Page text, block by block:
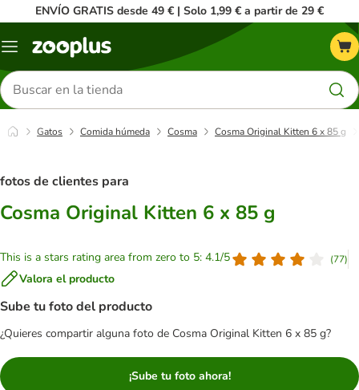
ENVÍO GRATIS desde 49 € | Solo 1,99 € a partir de 29 €
Menú
Buscar
productos
Gatos Comida húmeda Cosma Cosma Original Kitten 6 x 85 g
fotos de clientes para
Cosma Original Kitten 6 x 85 g
This is a stars rating area from zero to 5: 4.1/5 (77)
Valora el producto
Sube tu foto del producto
¿Quieres compartir alguna foto de Cosma Original Kitten 6 x 85 g?
¡Sube tu foto ahora!